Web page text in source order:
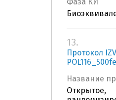
Фаза КИ
13.
Протокол
Название
Открытое,